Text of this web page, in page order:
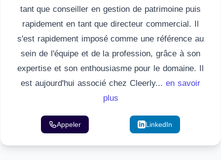
tant que conseiller en gestion de patrimoine puis
rapidement en tant que directeur commercial. Il
s'est rapidement imposé comme une référence au
sein de l'équipe et de la profession, grâce à son
expertise et son enthousiasme pour le domaine. Il
est aujourd'hui associé chez Cleerly... en savoir
plus
Appeler LinkedIn